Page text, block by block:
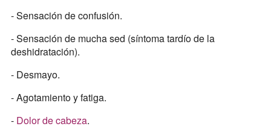
- Sensación de confusión.
- Sensación de mucha sed (síntoma tardío de la
deshidratación).
- Desmayo.
- Agotamiento y fatiga.
- Dolor de cabeza.